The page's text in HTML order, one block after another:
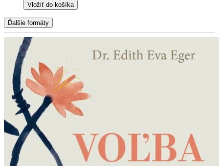
Vložiť do košíka
Ďalšie formáty